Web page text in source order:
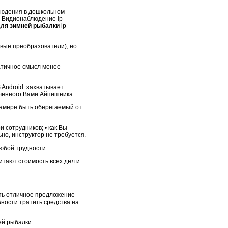
в дошкольном
Видионаблюдение ip
зимней рыбалки ip
преобразователи), но
смысл менее
захватывает
Вами Айпишника.
быть оберегаемый от
• как Вы
инструктор не требуется.
трудности.
стоимость всех дел и
отличное предложение
тратить средства на
рыбалки